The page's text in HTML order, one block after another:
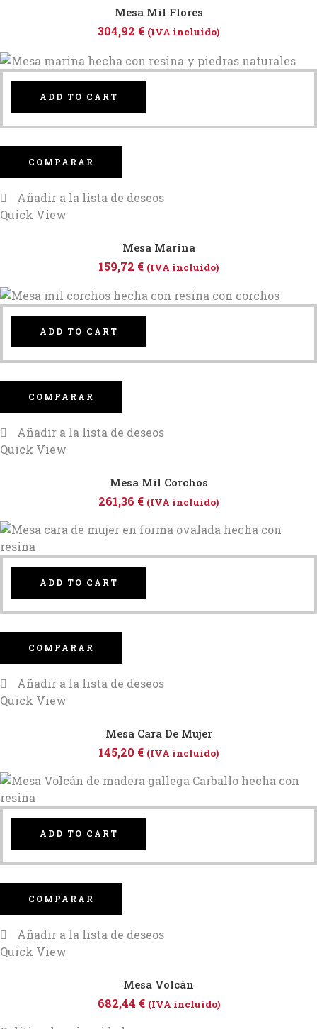
Mesa Mil Flores
304,92 € (IVA incluido)
ADD TO CART
COMPARAR
Añadir a la lista de deseos
Quick View
Mesa Marina
159,72 € (IVA incluido)
ADD TO CART
COMPARAR
Añadir a la lista de deseos
Quick View
Mesa Mil Corchos
261,36 € (IVA incluido)
ADD TO CART
COMPARAR
Añadir a la lista de deseos
Quick View
Mesa Cara De Mujer
145,20 € (IVA incluido)
ADD TO CART
COMPARAR
Añadir a la lista de deseos
Quick View
Mesa Volcán
682,44 € (IVA incluido)